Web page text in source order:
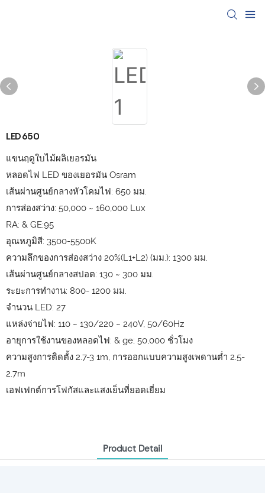
LED650
แขนฤดูใบไม้ผลิเยอรมัน
หลอดไฟ LED ของเยอรมัน Osram
เส้นผ่านศูนย์กลางหัวโคมไฟ: 650 มม.
การส่องสว่าง: 50,000 ~ 160,000 Lux
RA: & GE;95
อุณหภูมิสี: 3500-5500K
ความลึกของการส่องสว่าง 20%(L1+L2) (มม.): 1300 มม.
เส้นผ่านศูนย์กลางสปอต: 130 ~ 300 มม.
ระยะการทำงาน: 800- 1200 มม.
จำนวน LED: 27
แหล่งจ่ายไฟ: 110 ~ 130/220 ~ 240V, 50/60Hz
อายุการใช้งานของหลอดไฟ: & ge; 50,000 ชั่วโมง
ความสูงการติดตั้ง 2.7-3 1m, การออกแบบความสูงเพดานต่ำ 2.5-
2.7m
เอฟเฟกต์การโฟกัสและแสงเย็นที่ยอดเยี่ยม
Product Detail